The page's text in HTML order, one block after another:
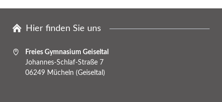
Hier finden Sie uns
Freies Gymnasium Geiseltal
Johannes-Schlaf-Straße 7
06249 Mücheln (Geiseltal)